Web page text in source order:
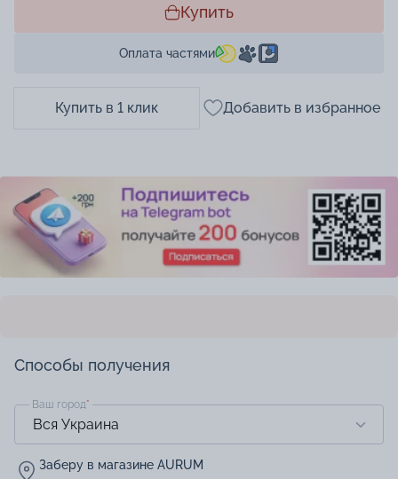
Купить
Оплата частями
Купить в 1 клик Добавить в избранное
Способы получения
Ваш город*
Заберу в магазине AURUM